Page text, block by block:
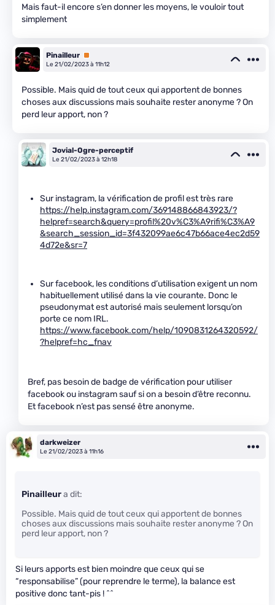
Mais faut-il encore s’en donner les moyens, le vouloir tout
simplement
Pinailleur Premium
Le 21/02/2023 à 11h12
Possible. Mais quid de tout ceux qui apportent de bonnes
choses aux discussions mais souhaite rester anonyme ? On
perd leur apport, non ?
Jovial-Ogre-perceptif
Le 21/02/2023 à 12h18
Sur instagram, la vérification de profil est très rare
https://help.instagram.com/369148866843923/?
helpref=search&query=profil%20v%C3%A9rifi%C3%A9
&search_session_id=3f432099ae6c47b66ace4ec2d59
4d72e&sr=7
Sur facebook, les conditions d’utilisation exigent un nom
habituellement utilisé dans la vie courante. Donc le
pseudonymat est autorisé mais seulement lorsqu’on
porte ce nom IRL.
https://www.facebook.com/help/1090831264320592/
?helpref=hc_fnav
Bref, pas besoin de badge de vérification pour utiliser
facebook ou instagram sauf si on a besoin d’être reconnu.
Et facebook n’est pas sensé être anonyme.
darkweizer
Le 21/02/2023 à 11h16
Pinailleura dit:
Possible. Mais quid de tout ceux qui apportent de bonnes
choses aux discussions mais souhaite rester anonyme ? On
perd leur apport, non ?
Si leurs apports est bien moindre que ceux qui se
“responsabilise” (pour reprendre le terme), la balance est
positive donc tant-pis ! ^^